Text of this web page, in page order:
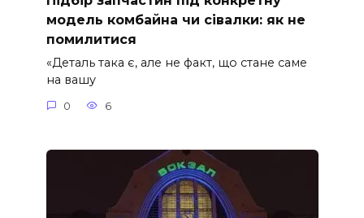
модель комбайна чи сівалки: як не
помилитися
«Деталь така є, але не факт, що стане саме
на вашу
0 6